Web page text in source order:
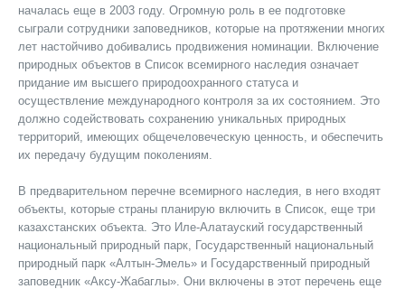
началась еще в 2003 году. Огромную роль в ее подготовке
сыграли сотрудники заповедников, которые на протяжении многих
лет настойчиво добивались продвижения номинации. Включение
природных объектов в Список всемирного наследия означает
придание им высшего природоохранного статуса и
осуществление международного контроля за их состоянием. Это
должно содействовать сохранению уникальных природных
территорий, имеющих общечеловеческую ценность, и обеспечить
их передачу будущим поколениям.
В предварительном перечне всемирного наследия, в него входят
объекты, которые страны планирую включить в Список, еще три
казахстанских объекта. Это Иле-Алатауский государственный
национальный природный парк, Государственный национальный
природный парк «Алтын-Эмель» и Государственный природный
заповедник «Аксу-Жабаглы». Они включены в этот перечень еще